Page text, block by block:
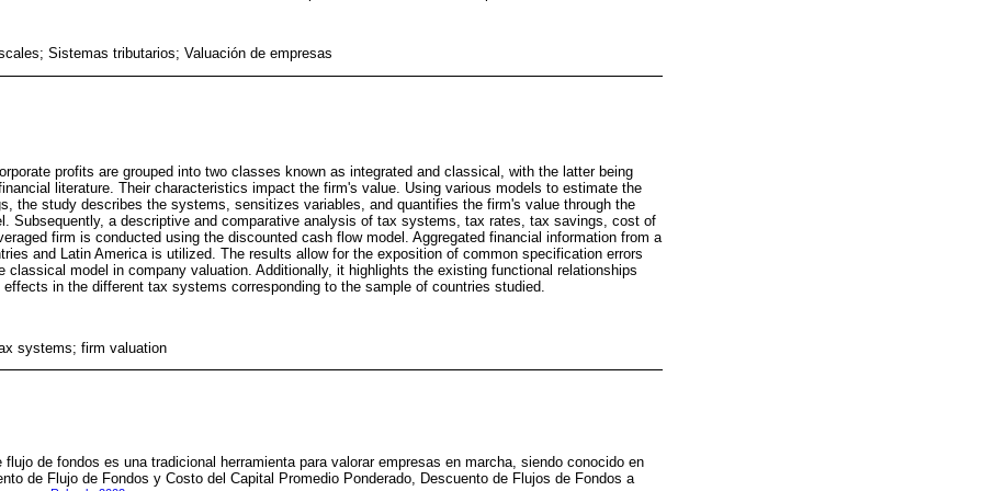
Sistemas tributarios; Valuación de empresas
profits are grouped into two classes known as integrated and classical, with the latter being
literature. Their characteristics impact the firm's value. Using various models to estimate the
the study describes the systems, sensitizes variables, and quantifies the firm's value through the
Subsequently, a descriptive and comparative analysis of tax systems, tax rates, tax savings, cost of
firm is conducted using the discounted cash flow model. Aggregated financial information from a
and Latin America is utilized. The results allow for the exposition of common specification errors
classical model in company valuation. Additionally, it highlights the existing functional relationships
in the different tax systems corresponding to the sample of countries studied.
systems; firm valuation
de fondos es una tradicional herramienta para valorar empresas en marcha, siendo conocido en
de Flujo de Fondos y Costo del Capital Promedio Ponderado, Descuento de Flujos de Fondos a